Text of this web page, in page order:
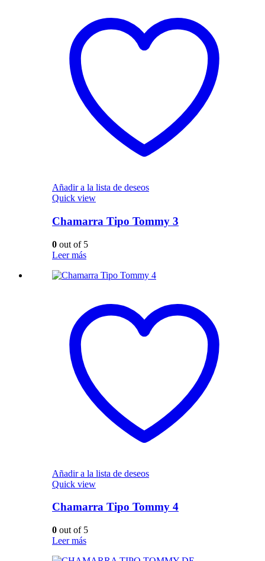
Añadir a la lista de deseos
Quick view
Chamarra Tipo Tommy 3
0 out of 5
Leer más
Añadir a la lista de deseos
Quick view
Chamarra Tipo Tommy 4
0 out of 5
Leer más